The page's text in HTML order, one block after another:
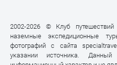
2002-2026 © Клуб
наземные экспедиционные
фотографий с сайта
указании источника.